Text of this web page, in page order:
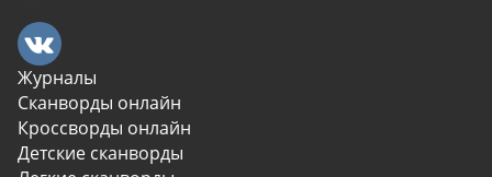
Журналы
Сканворды онлайн
Кроссворды онлайн
Детские сканворды